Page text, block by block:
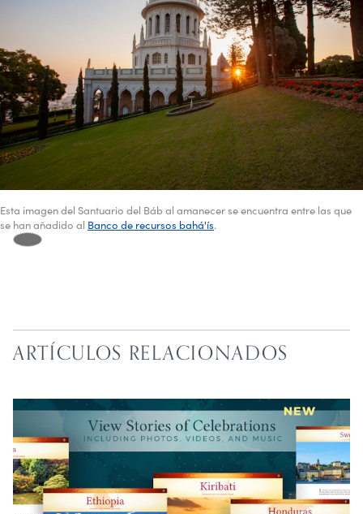
Esta imagen del Santuario del Báb al amanecer se encuentra entre las que
se han añadido al Banco de recursos bahá'ís.
ARTÍCULOS RELACIONADOS